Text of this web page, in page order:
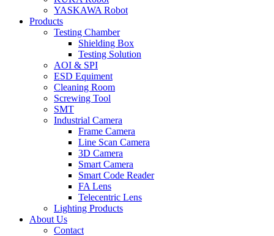
YASKAWA Robot
Products
Testing Chamber
Shielding Box
Testing Solution
AOI & SPI
ESD Equiment
Cleaning Room
Screwing Tool
SMT
Industrial Camera
Frame Camera
Line Scan Camera
3D Camera
Smart Camera
Smart Code Reader
FA Lens
Telecentric Lens
Lighting Products
About Us
Contact